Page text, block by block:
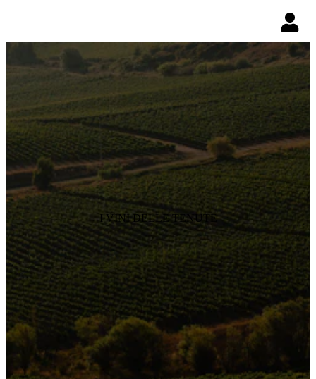
I VINI DELLE TENUTE